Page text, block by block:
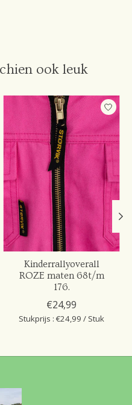
ook leuk
Kinderrallyoverall
ROZE maten 68t/m
176.
€24,99
Stukprijs : €24,99 / Stuk